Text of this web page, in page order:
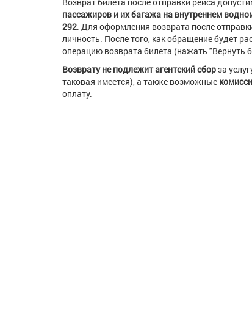
пассажиров и их багажа на внутреннем
292. Для оформления возврата после
личность. После того, как обращение будет
операцию возврата билета (нажать "Вернуть
Возврату не подлежитагентский сборза
таковая имеется), а также возможные
оплату.